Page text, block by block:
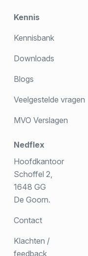
Kennis
Kennisbank
Downloads
Blogs
Veelgestelde vragen
MVO Verslagen
Nedflex
Hoofdkantoor
Schoffel 2,
1648 GG
De Goorn.
Contact
Klachten /
feedback